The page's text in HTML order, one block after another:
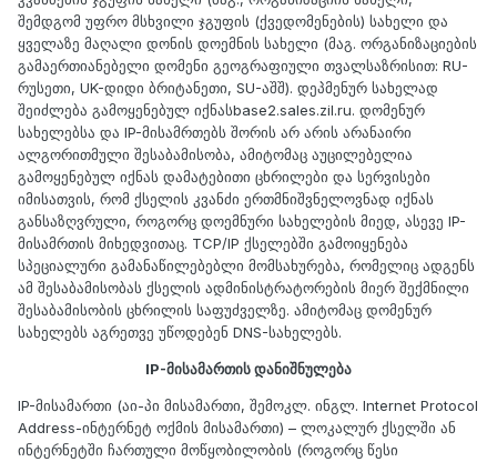
შემდგომ უფრო მსხვილი ჯგუფის (ქვედომენების) სახელი და
ყველაზე მაღალი დონის დოემნის სახელი (მაგ. ორგანიზაციების
გამაერთიანებელი დომენი გეოგრაფიული თვალსაზრისით: RU-
რუსეთი, UK-დიდი ბრიტანეთი, SU-აშშ). დეპმენურ სახელად
შეიძლება გამოყენებულ იქნასbase2.sales.zil.ru. დომენურ
სახელებსა და IP-მისამრთებს შორის არ არის არანაირი
ალგორითმული შესაბამისობა, ამიტომაც აუცილებელია
გამოყენებულ იქნას დამატებითი ცხრილები და სერვისები
იმისათვის, რომ ქსელის კვანძი ერთმნიშვნელოვნად იქნას
განსაზღვრული, როგორც დოემნური სახელების მიედ, ასევე IP-
მისამრთის მიხედვითაც. TCP/IP ქსელებში გამოიყენება
სპეციალური გამანაწილებებლი მომსახურება, რომელიც ადგენს
ამ შესაბამისობას ქსელის ადმინისტრატორების მიერ შექმნილი
შესაბამისობის ცხრილის საფუძველზე. ამიტომაც დომენურ
სახელებს აგრეთვე უწოდებენ DNS-სახელებს.
IP-მისამართის დანიშნულება
IP-მისამართი (აი-პი მისამართი, შემოკლ. ინგლ. Internet Protocol
Address-ინტერნეტ ოქმის მისამართი) – ლოკალურ ქსელში ან
ინტერნეტში ჩართული მოწყობილობის (როგორც წესი